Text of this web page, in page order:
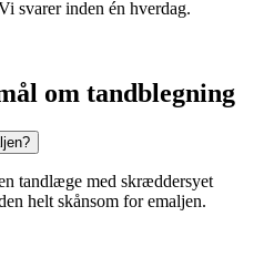
svarer inden én hverdag.
om tandblegning
tandlæge med skræddersyet
helt skånsom for emaljen.